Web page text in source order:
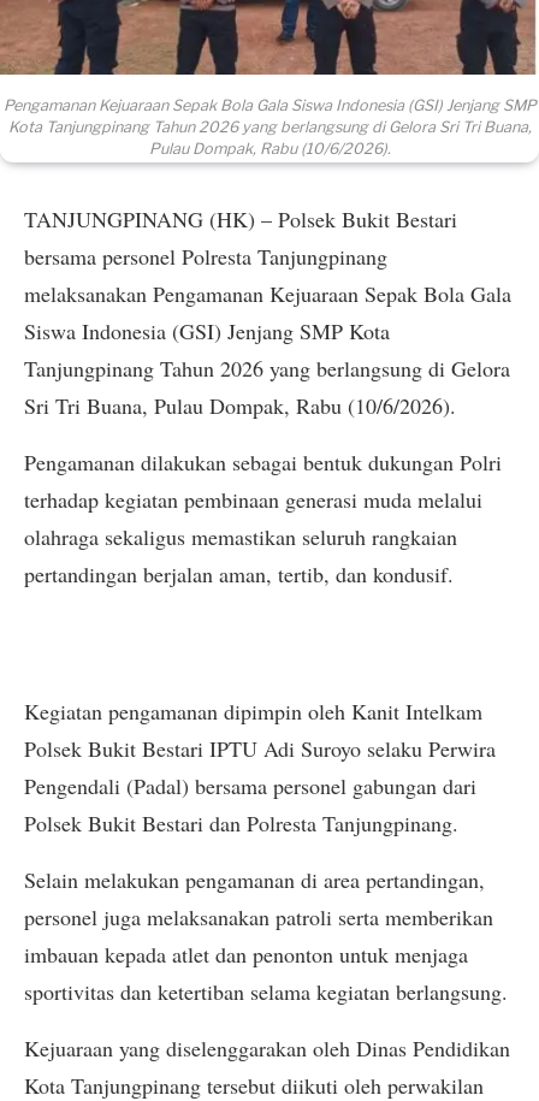
Pengamanan Kejuaraan Sepak Bola Gala Siswa Indonesia (GSI) Jenjang SMP
Kota Tanjungpinang Tahun 2026 yang berlangsung di Gelora Sri Tri Buana,
Pulau Dompak, Rabu (10/6/2026).
TANJUNGPINANG (HK) – Polsek Bukit Bestari
bersama personel Polresta Tanjungpinang
melaksanakan Pengamanan Kejuaraan Sepak Bola Gala
Siswa Indonesia (GSI) Jenjang SMP Kota
Tanjungpinang Tahun 2026 yang berlangsung di Gelora
Sri Tri Buana, Pulau Dompak, Rabu (10/6/2026).
Pengamanan dilakukan sebagai bentuk dukungan Polri
terhadap kegiatan pembinaan generasi muda melalui
olahraga sekaligus memastikan seluruh rangkaian
pertandingan berjalan aman, tertib, dan kondusif.
Kegiatan pengamanan dipimpin oleh Kanit Intelkam
Polsek Bukit Bestari IPTU Adi Suroyo selaku Perwira
Pengendali (Padal) bersama personel gabungan dari
Polsek Bukit Bestari dan Polresta Tanjungpinang.
Selain melakukan pengamanan di area pertandingan,
personel juga melaksanakan patroli serta memberikan
imbauan kepada atlet dan penonton untuk menjaga
sportivitas dan ketertiban selama kegiatan berlangsung.
Kejuaraan yang diselenggarakan oleh Dinas Pendidikan
Kota Tanjungpinang tersebut diikuti oleh perwakilan